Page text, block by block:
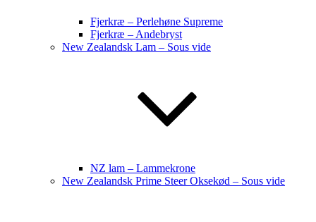
Fjerkræ – Perlehøne Supreme
Fjerkræ – Andebryst
New Zealandsk Lam – Sous vide
NZ lam – Lammekrone
New Zealandsk Prime Steer Oksekød – Sous vide